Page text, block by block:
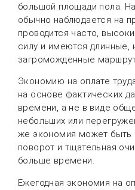
большой площади пола.
обычно наблюдается на
проводится часто,
силу и имеются длинные,
загроможденные
Экономию на оплате
на основе фактических
времени, а не в виде
небольших или
же экономия может быть
поворот и тщательная
больше времени.
Ежегодная экономия на